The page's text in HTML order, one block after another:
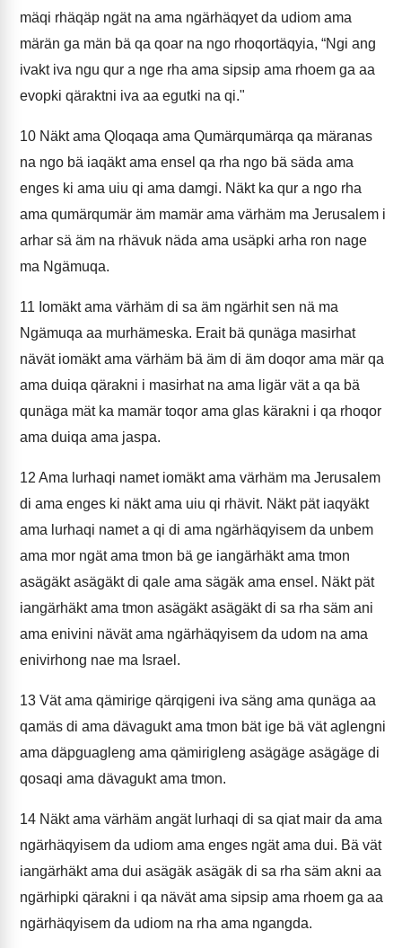
mäqi rhäqäp ngät na ama ngärhäqyet da udiom ama
märän ga män bä qa qoar na ngo rhoqortäqyia, “Ngi ang
ivakt iva ngu qur a nge rha ama sipsip ama rhoem ga aa
evopki qäraktni iva aa egutki na qi."
10 Näkt ama Qloqaqa ama Qumärqumärqa qa märanas
na ngo bä iaqäkt ama ensel qa rha ngo bä säda ama
enges ki ama uiu qi ama damgi. Näkt ka qur a ngo rha
ama qumärqumär äm mamär ama värhäm ma Jerusalem i
arhar sä äm na rhävuk näda ama usäpki arha ron nage
ma Ngämuqa.
11 Iomäkt ama värhäm di sa äm ngärhit sen nä ma
Ngämuqa aa murhämeska. Erait bä qunäga masirhat
nävät iomäkt ama värhäm bä äm di äm doqor ama mär qa
ama duiqa qärakni i masirhat na ama ligär vät a qa bä
qunäga mät ka mamär toqor ama glas kärakni i qa rhoqor
ama duiqa ama jaspa.
12 Ama lurhaqi namet iomäkt ama värhäm ma Jerusalem
di ama enges ki näkt ama uiu qi rhävit. Näkt pät iaqyäkt
ama lurhaqi namet a qi di ama ngärhäqyisem da unbem
ama mor ngät ama tmon bä ge iangärhäkt ama tmon
asägäkt asägäkt di qale ama sägäk ama ensel. Näkt pät
iangärhäkt ama tmon asägäkt asägäkt di sa rha säm ani
ama enivini nävät ama ngärhäqyisem da udom na ama
enivirhong nae ma Israel.
13 Vät ama qämirige qärqigeni iva säng ama qunäga aa
qamäs di ama dävagukt ama tmon bät ige bä vät aglengni
ama däpguagleng ama qämirigleng asägäge asägäge di
qosaqi ama dävagukt ama tmon.
14 Näkt ama värhäm angät lurhaqi di sa qiat mair da ama
ngärhäqyisem da udiom ama enges ngät ama dui. Bä vät
iangärhäkt ama dui asägäk asägäk di sa rha säm akni aa
ngärhipki qärakni i qa nävät ama sipsip ama rhoem ga aa
ngärhäqyisem da udiom na rha ama ngangda.